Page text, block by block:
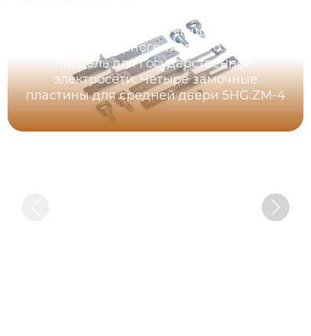
Серия комплектующих для
быстроразборного тягового замка，
Модель для государственной
электросети: Четыре замочные
пластины для средней двери 5HG.ZM-4